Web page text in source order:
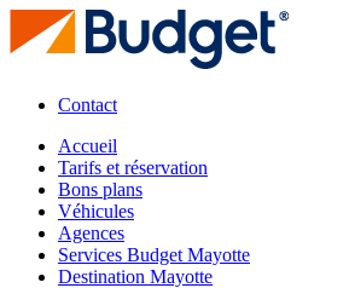
Contact
Accueil
Tarifs et réservation
Bons plans
Véhicules
Agences
Services Budget Mayotte
Destination Mayotte